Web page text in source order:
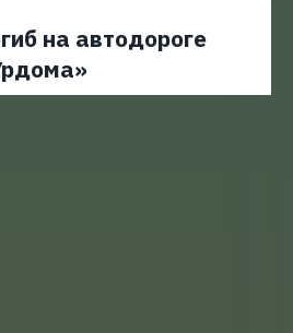
на автодороге